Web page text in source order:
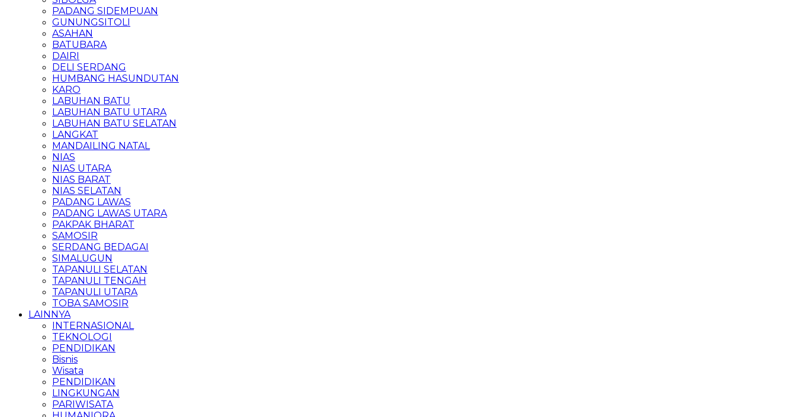
PADANG SIDEMPUAN
GUNUNGSITOLI
ASAHAN
BATUBARA
DAIRI
DELI SERDANG
HUMBANG HASUNDUTAN
KARO
LABUHAN BATU
LABUHAN BATU UTARA
LABUHAN BATU SELATAN
LANGKAT
MANDAILING NATAL
NIAS
NIAS UTARA
NIAS BARAT
NIAS SELATAN
PADANG LAWAS
PADANG LAWAS UTARA
PAKPAK BHARAT
SAMOSIR
SERDANG BEDAGAI
SIMALUGUN
TAPANULI SELATAN
TAPANULI TENGAH
TAPANULI UTARA
TOBA SAMOSIR
LAINNYA
INTERNASIONAL
TEKNOLOGI
PENDIDIKAN
Bisnis
Wisata
PENDIDIKAN
LINGKUNGAN
PARIWISATA